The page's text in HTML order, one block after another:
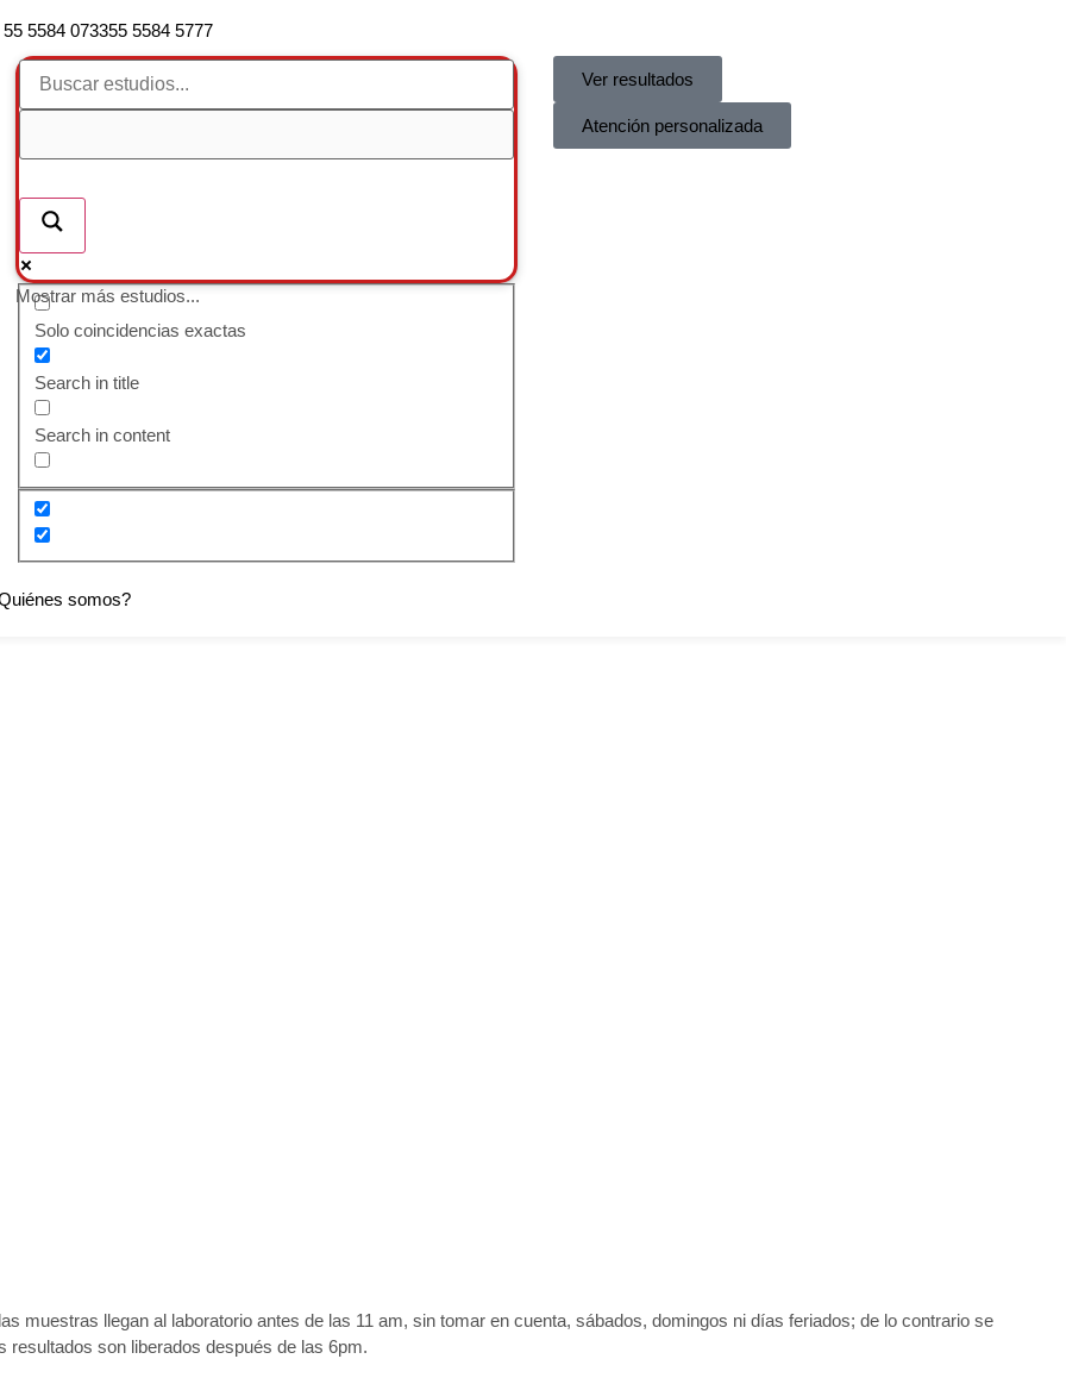
55 5584 073355 5584 5777
Mostrar más estudios...
Solo coincidencias exactas
Search in title
Search in content
Ver resultados
Atención personalizada
somos?
muestras llegan al laboratorio antes de las 11 am, sin tomar en cuenta, sábados, domingos ni días feriados; de lo contrario se
son liberados después de las 6pm.